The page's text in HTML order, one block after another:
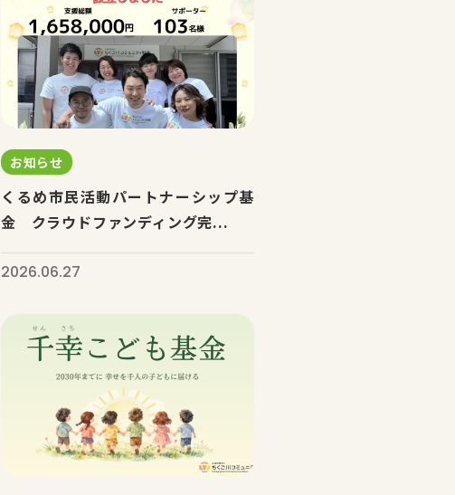
お知らせ
くるめ市民活動パートナーシップ基
金 クラウドファンディング完...
2026.06.27